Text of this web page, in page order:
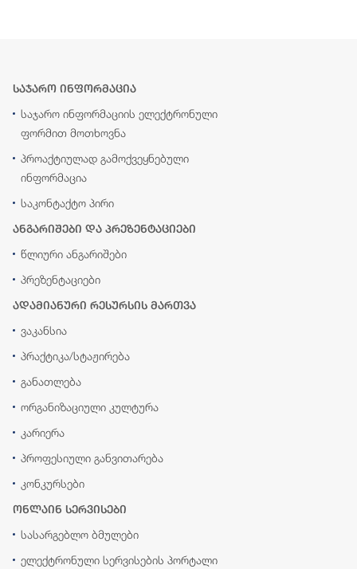
საჯარო ინფორმაცია
საჯარო ინფორმაციის ელექტრონული
ფორმით მოთხოვნა
პროაქტიულად გამოქვეყნებული
ინფორმაცია
საკონტაქტო პირი
ანგარიშები და პრეზენტაციები
წლიური ანგარიშები
პრეზენტაციები
ადამიანური რესურსის მართვა
ვაკანსია
პრაქტიკა/სტაჟირება
განათლება
ორგანიზაციული კულტურა
კარიერა
პროფესიული განვითარება
კონკურსები
ონლაინ სერვისები
სასარგებლო ბმულები
ელექტრონული სერვისების პორტალი